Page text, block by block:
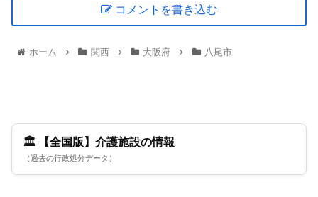
コメントを書き込む
ホーム 関西 大阪府 八尾市
🏛️ 【全国版】介護施設の情報
（過去の行政処分データ）